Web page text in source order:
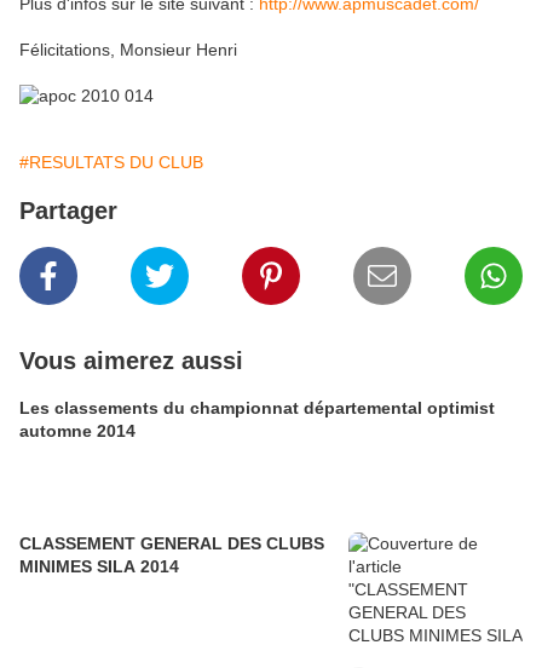
Félicitations, Monsieur Henri
#RESULTATS DU CLUB
Partager
Vous aimerez aussi
Les classements du championnat départemental optimist
automne 2014
CLASSEMENT GENERAL DES CLUBS
MINIMES SILA 2014